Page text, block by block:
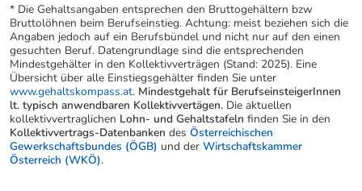
* Die Gehaltsangaben entsprechen den Bruttogehältern bzw
Bruttolöhnen beim Berufseinstieg. Achtung: meist beziehen sich die
Angaben jedoch auf ein Berufsbündel und nicht nur auf den einen
gesuchten Beruf. Datengrundlage sind die entsprechenden
Mindestgehälter in den Kollektivverträgen (Stand: 2025). Eine
Übersicht über alle Einstiegsgehälter finden Sie unter
www.gehaltskompass.at. Mindestgehalt für BerufseinsteigerInnen
lt. typisch anwendbaren Kollektivvertägen. Die aktuellen
kollektivvertraglichen Lohn- und Gehaltstafeln finden Sie in den
Kollektivvertrags-Datenbanken des Österreichischen
Gewerkschaftsbundes (ÖGB) und der Wirtschaftskammer
Österreich (WKÖ).